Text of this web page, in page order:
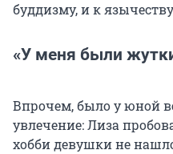
буддизму, и к
«У меня были
Впрочем, было у юной
увлечение: Лиза
хобби девушки не